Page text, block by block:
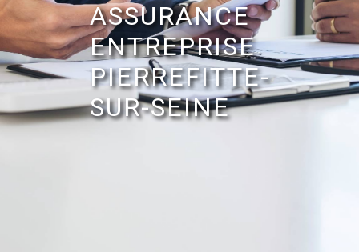
ASSURANCE
ENTREPRISE
PIERREFITTE-
SUR-SEINE